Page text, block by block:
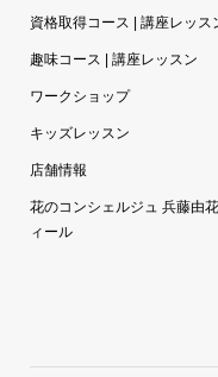
資格取得コース | 講座レッス
趣味コース | 講座レッスン
ワークショップ
キッズレッスン
店舗情報
花のコンシェルジュ 兵藤由
ィール